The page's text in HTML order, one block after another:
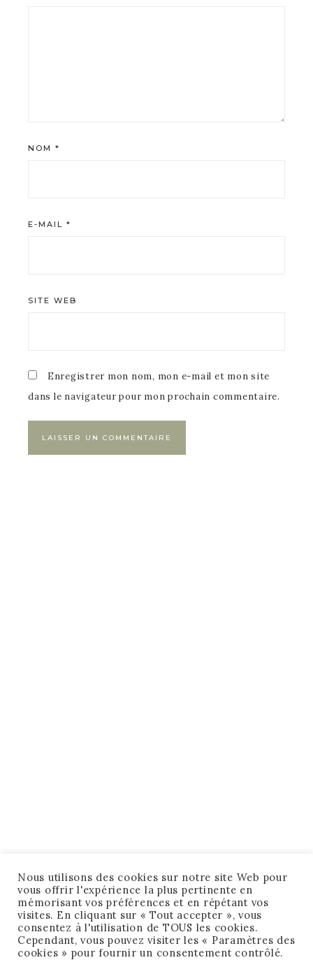
NOM *
E-MAIL *
SITE WEB
Enregistrer mon nom, mon e-mail et mon site
dans le navigateur pour mon prochain commentaire.
Nous utilisons des cookies sur notre site Web pour
vous offrir l'expérience la plus pertinente en
mémorisant vos préférences et en répétant vos
visites. En cliquant sur « Tout accepter », vous
consentez à l'utilisation de TOUS les cookies.
Cependant, vous pouvez visiter les « Paramètres des
cookies » pour fournir un consentement contrôlé.